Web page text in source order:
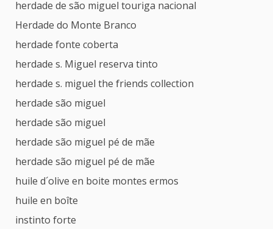
herdade de são miguel touriga nacional
Herdade do Monte Branco
herdade fonte coberta
herdade s. Miguel reserva tinto
herdade s. miguel the friends collection
herdade são miguel
herdade são miguel
herdade são miguel pé de mãe
herdade são miguel pé de mãe
huile d´olive en boite montes ermos
huile en boîte
instinto forte